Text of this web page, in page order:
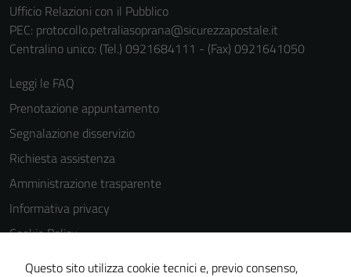
Ufficio Relazioni con il Pubblico
PEC: protocollo.petraliasoprana@sicurezzapostale.it
Centralino unico: (Tel.) 0921684111 - (Fax) 0921641050
Leggi le FAQ
Prenotazione appuntamento
Segnalazione disservizio
Richiesta assistenza
Amministrazione trasparente
Informativa privacy
Cookie Policy
Questo sito utilizza cookie tecnici e, previo consenso,